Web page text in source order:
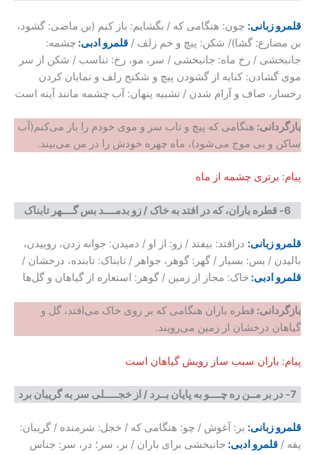
قلمرو زبانی: چون: هنگامی که / بگشایم: باز کنم (بن ماضی: گشود،
بن مضارع: گشا)/ شکن: پیچ و خم زلف / قلمرو ادبی: چشمه:
جانبخشی / رخ ماه: جانبخشی / سر، مو، رخ: تناسب / شکن از سر
موی گشادن: کنایه از گشودن پیچ و شکنج زلف و نمایان کردن
رخسار، صاف و آرام شدن / تشبیه پنهان: آب چشمه مانند آینه است
بازگردانی: هنگامی که پیچ و تاب سر و موی خودم را باز می‌کنم(آب
ساکن و بی موج می‌شود)، ماه چهره خودش را در من می‌بیند.
پیام: برتری چشمه از ماه
6- قطره باران، که در افتد به خاک /زو بدمــــد بس گــــهر تابناک
قلمرو زبانی: درافتد: بیفتد / زو: از او / دمیدن: جوانه زدن، روییدن،
بالیدن / بس: بسیار / گهر: گوهر، جواهر / تابناک: تابنده، درخشان /
قلمرو ادبی: خاک: مجاز از زمین / گوهر: استعاره از گیاهان و گل‌ها
بازگردانی: قطره باران هنگامی که بر روی خاک می‌افتد، گل و
گیاهان درخشان از زمین می‌رویند.
پیام: باران سبب ساز رویش گیاهان است
7- در بر مــن ره چــــو به پایان بــرد / از خجـــــلی سر به گریبان برد
قلمرو زبانی: بر: آغوش / چو: هنگامی که / خجل: شرمنده / گریبان:
یقه / قلمرو ادبی: جانبخشی برای باران / بر، سر؛ در، سر: جناس